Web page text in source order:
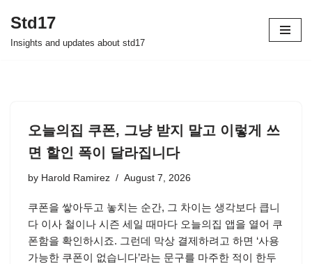
Skip
Std17
Insights and updates about std17
오늘의집 쿠폰, 그냥 받지 말고 이렇게 쓰
면 할인 폭이 달라집니다
by Harold Ramirez August 7, 2026
쿠폰을 쌓아두고 놓치는 순간, 그 차이는 생각보다 큽니
다 이사 철이나 시즌 세일 때마다 오늘의집 앱을 열어 쿠
폰함을 확인하시죠. 그런데 막상 결제하려고 하면 ‘사용
가능한 쿠폰이 없습니다’라는 문구를 마주한 적이 한두